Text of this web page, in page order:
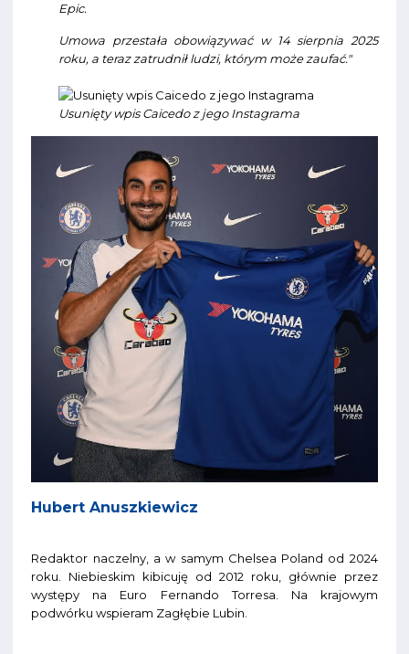
Epic.
Umowa przestała obowiązywać w 14 sierpnia 2025
roku, a teraz zatrudnił ludzi, którym może zaufać."
Usunięty wpis Caicedo z jego Instagrama
Hubert Anuszkiewicz
Redaktor naczelny, a w samym Chelsea Poland od 2024
roku. Niebieskim kibicuję od 2012 roku, głównie przez
występy na Euro Fernando Torresa. Na krajowym
podwórku wspieram Zagłębie Lubin.